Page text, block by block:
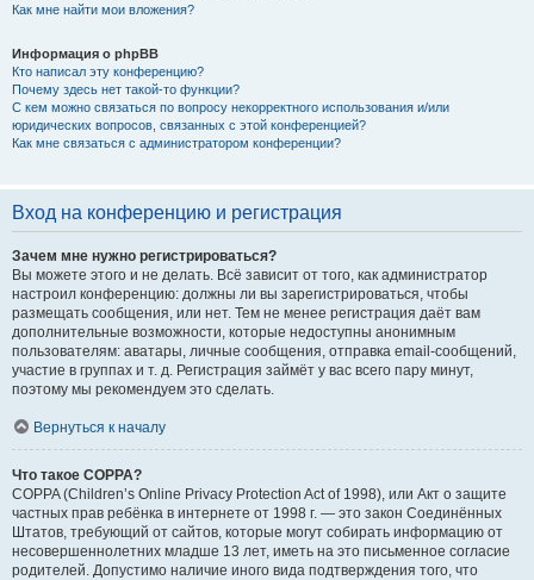
Как мне найти мои вложения?
Информация о phpBB
Кто написал эту конференцию?
Почему здесь нет такой-то функции?
С кем можно связаться по вопросу некорректного использования и/или
юридических вопросов, связанных с этой конференцией?
Как мне связаться с администратором конференции?
Вход на конференцию и регистрация
Зачем мне нужно регистрироваться?
Вы можете этого и не делать. Всё зависит от того, как администратор
настроил конференцию: должны ли вы зарегистрироваться, чтобы
размещать сообщения, или нет. Тем не менее регистрация даёт вам
дополнительные возможности, которые недоступны анонимным
пользователям: аватары, личные сообщения, отправка email-сообщений,
участие в группах и т. д. Регистрация займёт у вас всего пару минут,
поэтому мы рекомендуем это сделать.
Вернуться к началу
Что такое COPPA?
COPPA (Children’s Online Privacy Protection Act of 1998), или Акт о защите
частных прав ребёнка в интернете от 1998 г. — это закон Соединённых
Штатов, требующий от сайтов, которые могут собирать информацию от
несовершеннолетних младше 13 лет, иметь на это письменное согласие
родителей. Допустимо наличие иного вида подтверждения того, что